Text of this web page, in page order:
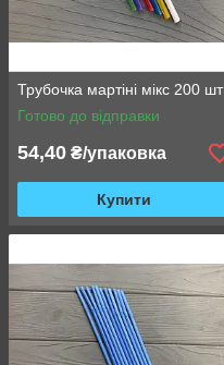
Трубочка мартіні мікс 200 шт
Готово до відправки
54,40 ₴/упаковка
Купити